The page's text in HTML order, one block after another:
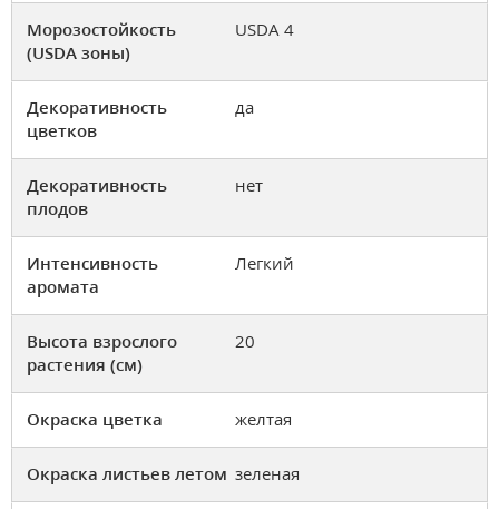
Морозостойкость
(USDA зоны)
USDA 4
Декоративность
цветков
да
Декоративность
плодов
нет
Интенсивность
аромата
Легкий
Высота взрослого
растения (см)
20
Окраска цветка желтая
Окраска листьев летом зеленая